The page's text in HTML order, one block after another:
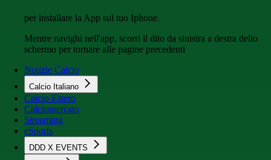
per installare la App sul tuo Iphone.
Mentre navighi nell'app, scorri il dito da sinistra a destra dello
schermo per tornare alle pagine precedenti
Notizie Calcio
Calcio Italiano
Calcio Estero
Calciomercato
Streaming
eSports
DDD X EVENTS